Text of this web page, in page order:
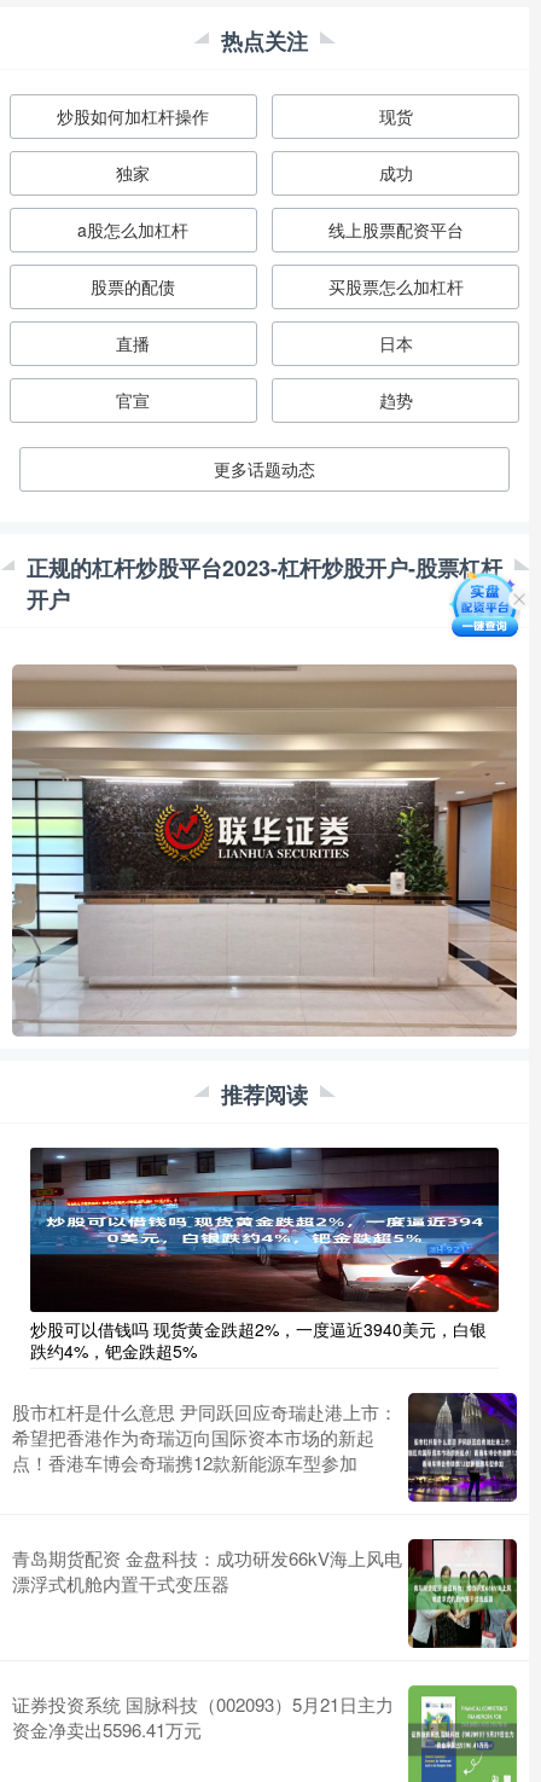
热点关注
炒股如何加杠杆操作 现货
独家 成功
a股怎么加杠杆 线上股票配资平台
股票的配债 买股票怎么加杠杆
直播 日本
官宣 趋势
更多话题动态
正规的杠杆炒股平台2023-杠杆炒股开户-股票杠杆
开户
推荐阅读
炒股可以借钱吗 现货黄金跌超2%，一度逼近3940美元，白银
跌约4%，钯金跌超5%
股市杠杆是什么意思 尹同跃回应奇瑞赴港上市：
希望把香港作为奇瑞迈向国际资本市场的新起
点！香港车博会奇瑞携12款新能源车型参加
青岛期货配资 金盘科技：成功研发66kV海上风电
漂浮式机舱内置干式变压器
证券投资系统 国脉科技（002093）5月21日主力
资金净卖出5596.41万元